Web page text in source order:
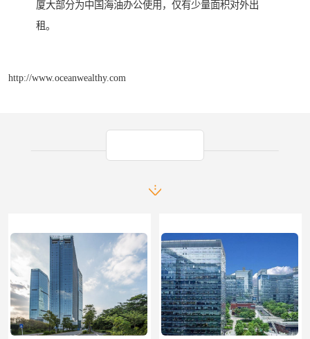
厦大部分为中国海油办公使用，仅有少量面积对外出
租。
http://www.oceanwealthy.com